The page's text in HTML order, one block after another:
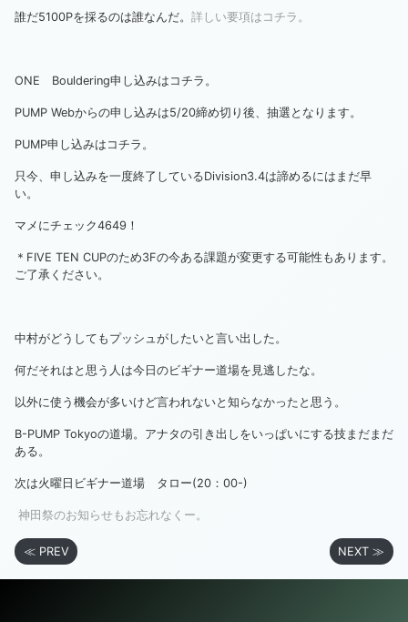
誰だ5100Pを採るのは誰なんだ。 詳しい要項はコチラ。
ONE Bouldering申し込みはコチラ。
PUMP Webからの申し込みは5/20締め切り後、抽選となります。
PUMP申し込みはコチラ。
只今、申し込みを一度終了しているDivision3.4は諦めるにはまだ早
い。
マメにチェック4649！
＊FIVE TEN CUPのため3Fの今ある課題が変更する可能性もあります。
ご了承ください。
中村がどうしてもプッシュがしたいと言い出した。
何だそれはと思う人は今日のビギナー道場を見逃したな。
以外に使う機会が多いけど言われないと知らなかったと思う。
B-PUMP Tokyoの道場。アナタの引き出しをいっぱいにする技まだまだ
ある。
次は火曜日ビギナー道場 タロー(20：00-)
神田祭のお知らせもお忘れなくー。
≪ PREV NEXT ≫